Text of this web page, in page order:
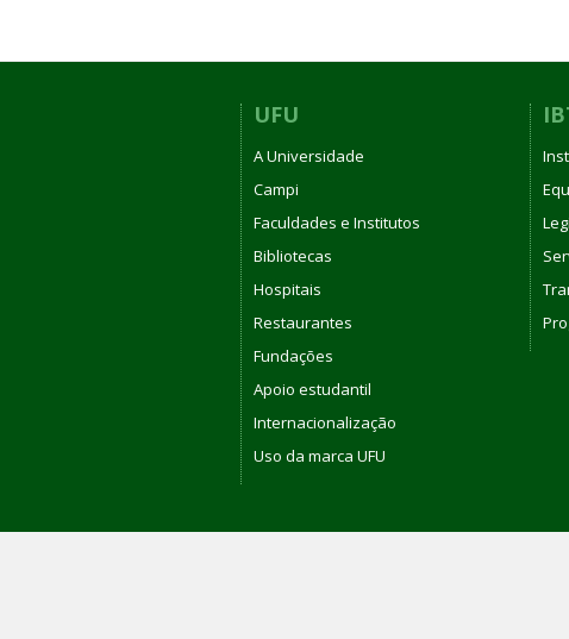
UFU
A Universidade
Campi
Faculdades e Institutos
Bibliotecas
Hospitais
Restaurantes
Fundações
Apoio estudantil
Internacionalização
Uso da marca UFU